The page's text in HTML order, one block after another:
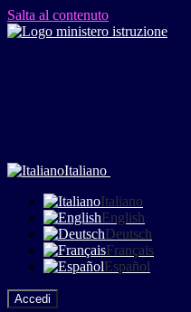
Salta al contenuto
Italiano
Italiano
English
Deutsch
Français
Español
Accedi